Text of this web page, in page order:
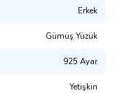
Erkek
Gümüş Yüzük
925 Ayar
Yetişkin